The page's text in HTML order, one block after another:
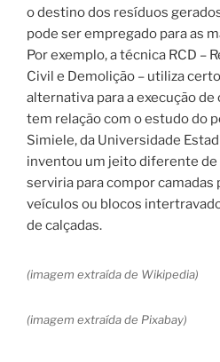
o destino dos resíduos
pode ser empregado para as
Por exemplo, a técnica RCD –
Civil e Demolição – utiliza
alternativa para a execução de
tem relação com o estudo do
Simiele, da Universidade
inventou um jeito diferente de
serviria para compor camadas
veículos ou blocos
de calçadas.
(imagem extraída de Wikipedia)
(imagem extraída de Pixabay)